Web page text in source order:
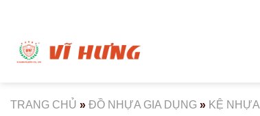
dung
TRANG CHỦ » ĐỒ NHỰA GIA DỤNG » KỆ NHỰA